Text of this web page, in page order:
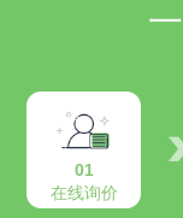
01
在线询价